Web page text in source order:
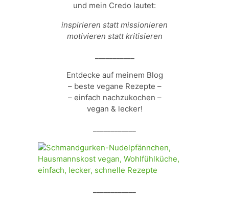
und mein Credo lautet:
inspirieren statt missionieren
motivieren statt kritisieren
Entdecke auf meinem Blog
– beste vegane Rezepte –
– einfach nachzukochen –
vegan & lecker!